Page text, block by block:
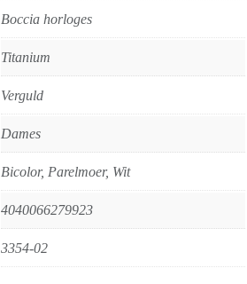
Boccia horloges
Titanium
Verguld
Dames
Bicolor, Parelmoer, Wit
4040066279923
3354-02